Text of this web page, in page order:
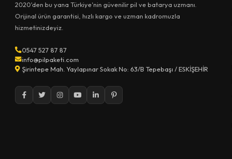
2020'den bu yana Türkiye'nin güvenilir pil ve batarya uzmanı.
Orijinal ürün garantisi, hızlı kargo ve uzman kadromuzla
hizmetinizdeyiz.
0547 527 87 87
info@pilpaketi.com
Şirintepe Mah. Yaylapınar Sokak No: 63/B Tepebaşı / ESKİŞEHİR